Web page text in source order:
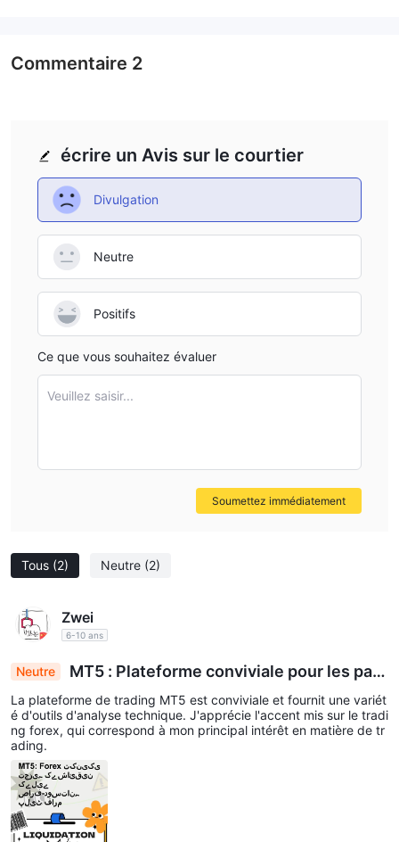
Tous (2) Neutre (2)
Zwei
6-10 ans
Neutre
MT5 : Plateforme conviviale pour les pas
sionnés d'analyse technique du Forex
La plateforme de trading MT5 est conviviale et fournit une variét
é d'outils d'analyse technique. J'apprécie l'accent mis sur le tradi
ng forex, qui correspond à mon principal intérêt en matière de tr
ading.
écrire un Avis sur le courtier
Divulgation
Neutre
Positifs
Ce que vous souhaitez évaluer
Veuillez saisir...
Soumettez immédiatement
Commentaire 2